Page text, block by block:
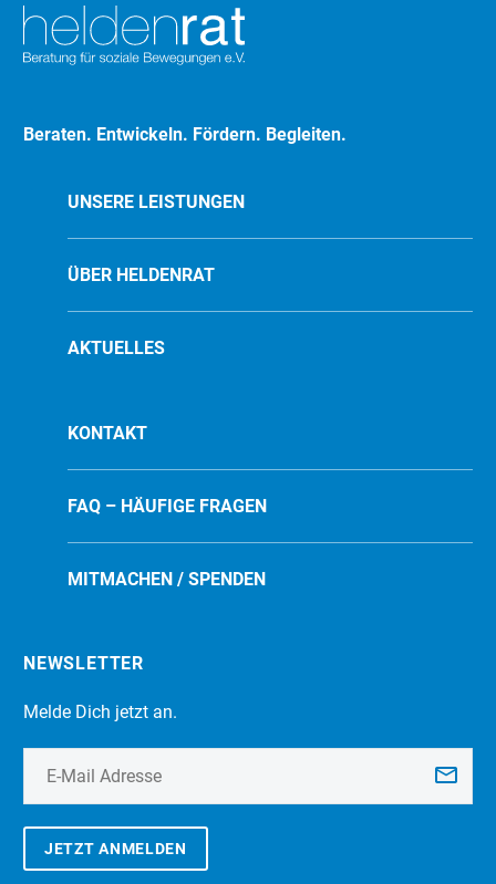
Beraten. Entwickeln. Fördern. Begleiten.
UNSERE LEISTUNGEN
ÜBER HELDENRAT
AKTUELLES
KONTAKT
FAQ – HÄUFIGE FRAGEN
MITMACHEN / SPENDEN
NEWSLETTER
Melde Dich jetzt an.
JETZT ANMELDEN